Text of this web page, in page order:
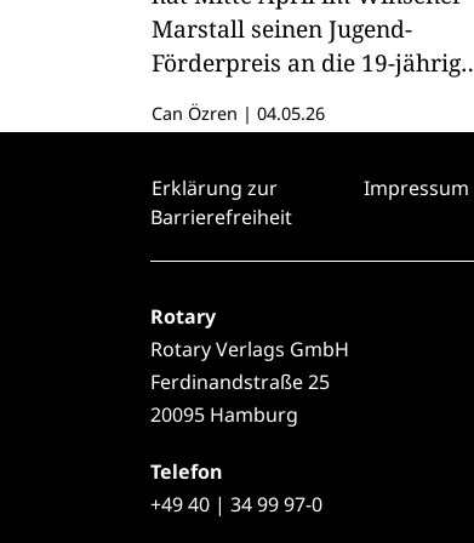
Marstall seinen Jugend-
Förderpreis an die 19-jährige
Violoncellistin Mari Hönig
aus Seevetal-Emmelndorf
Can Özren | 04.05.26
Erklärung zur
Barrierefreiheit
Impressum
Rotary
Rotary Verlags GmbH
Ferdinandstraße 25
20095 Hamburg
Telefon
+4940 | 34 99 97-0